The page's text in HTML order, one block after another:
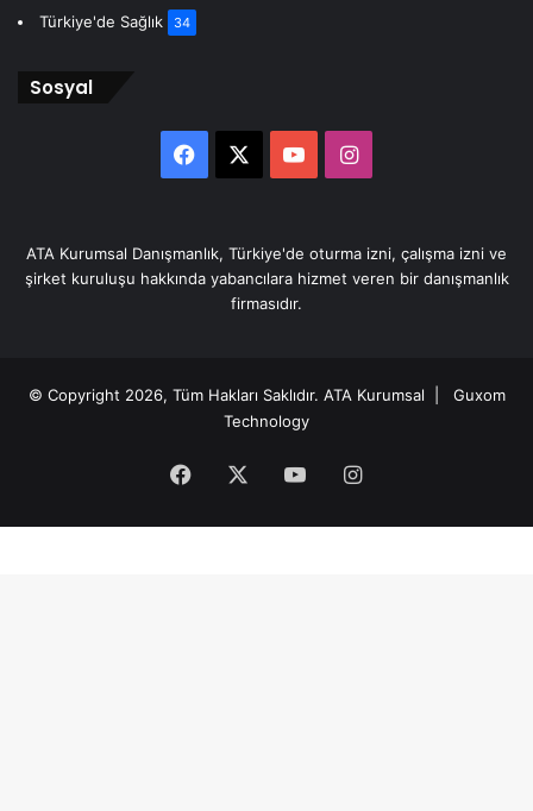
Türkiye'de Sağlık 34
Sosyal
Facebook YouTubeInstagram
ATA Kurumsal Danışmanlık, Türkiye'de oturma izni, çalışma izni ve
şirket kuruluşu hakkında yabancılara hizmet veren bir danışmanlık
firmasıdır.
© Copyright 2026, Tüm Hakları Saklıdır. ATA Kurumsal | Guxom
Technology
Facebook YouTubeInstagram